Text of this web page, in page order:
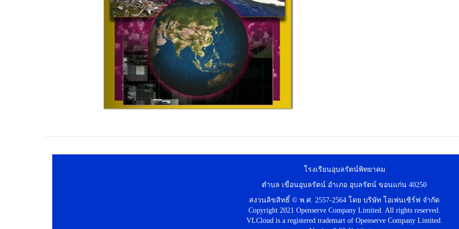
โรงเรียนอุบลรัตน์พิทยาคม
ตำบล เขื่อนอุบลรัตน์ อำเภอ อุบลรัตน์ ขอนแก่น 40250
สงวนลิขสิทธิ์ © พ.ศ. 2557-2564 โดย บริษัท โอเพ่นเซิร์ฟ จำกัด
Copyright 2021 Openserve Company Limited. All rights reserved.
VLCloud is a registered trademart of Openserve Company Limited.